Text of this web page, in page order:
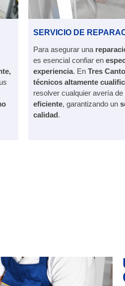
SERVICIO DE
Para asegurar una
es esencial confiar en
experiencia. En Tres
técnicos altamente
resolver cualquier avería de
eficiente, garantizando un
calidad.